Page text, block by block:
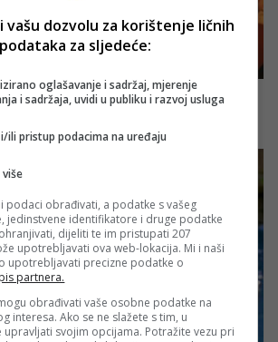
vašu dozvolu za korištenje ličnih
podataka za sljedeće:
oglašavanje i sadržaj, mjerenje
i sadržaja, uvidi u publiku i razvoj usluga
ili pristup podacima na uređaju
podaci obrađivati, a podatke s vašeg
jedinstvene identifikatore i druge podatke
dijeliti te im pristupati 207
upotrebljavati ova web-lokacija. Mi i naši
upotrebljavati precizne podatke o
partnera.
obrađivati vaše osobne podatke na
interesa. Ako se ne slažete s tim, u
upravljati svojim opcijama. Potražite vezu pri